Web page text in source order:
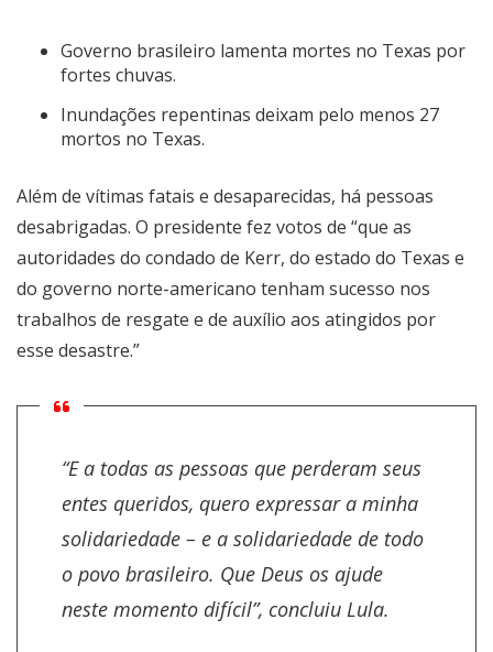
Governo brasileiro lamenta mortes no Texas por
fortes chuvas.
Inundações repentinas deixam pelo menos 27
mortos no Texas.
Além de vítimas fatais e desaparecidas, há pessoas
desabrigadas. O presidente fez votos de “que as
autoridades do condado de Kerr, do estado do Texas e
do governo norte-americano tenham sucesso nos
trabalhos de resgate e de auxílio aos atingidos por
esse desastre.”
“E a todas as pessoas que perderam seus
entes queridos, quero expressar a minha
solidariedade – e a solidariedade de todo
o povo brasileiro. Que Deus os ajude
neste momento difícil”, concluiu Lula.